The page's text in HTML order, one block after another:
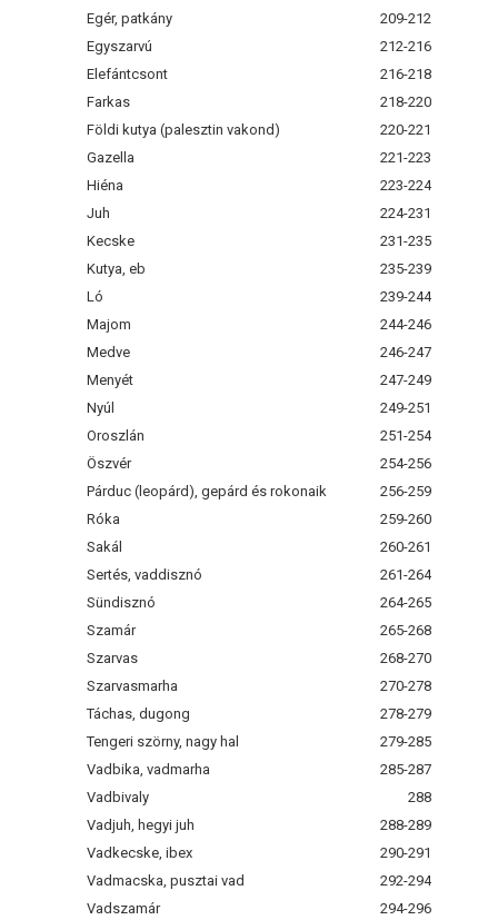
Egér, patkány
209-212
Egyszarvú
212-216
Elefántcsont
216-218
Farkas
218-220
Földi kutya (palesztin vakond)
220-221
Gazella
221-223
Hiéna
223-224
Juh
224-231
Kecske
231-235
Kutya, eb
235-239
Ló
239-244
Majom
244-246
Medve
246-247
Menyét
247-249
Nyúl
249-251
Oroszlán
251-254
Öszvér
254-256
Párduc (leopárd), gepárd és rokonaik
256-259
Róka
259-260
Sakál
260-261
Sertés, vaddisznó
261-264
Sündisznó
264-265
Szamár
265-268
Szarvas
268-270
Szarvasmarha
270-278
Táchas, dugong
278-279
Tengeri szörny, nagy hal
279-285
Vadbika, vadmarha
285-287
Vadbivaly
288
Vadjuh, hegyi juh
288-289
Vadkecske, ibex
290-291
Vadmacska, pusztai vad
292-294
Vadszamár
294-296